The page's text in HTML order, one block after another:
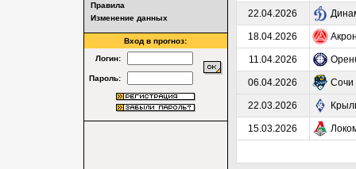
Правила
Изменение данных
Вход в прогноз:
Логин:
Пароль:
22.04.2026
18.04.2026
11.04.2026
06.04.2026 Сочи
22.03.2026
15.03.2026